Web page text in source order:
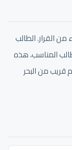
القرار. الطالب
المناسب، هذه
قريب من البحر